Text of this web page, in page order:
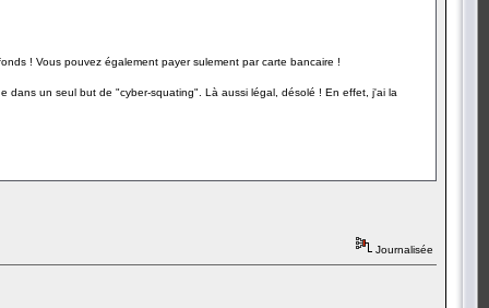
! Vous pouvez également payer sulement par carte bancaire !
dans un seul but de "cyber-squating". Là aussi légal, désolé ! En effet, j'ai la
Journalisée